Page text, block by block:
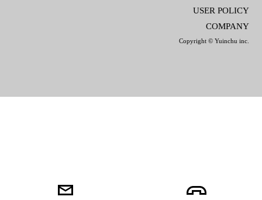
USER POLICY
COMPANY
Copyright © Yuinchu inc.